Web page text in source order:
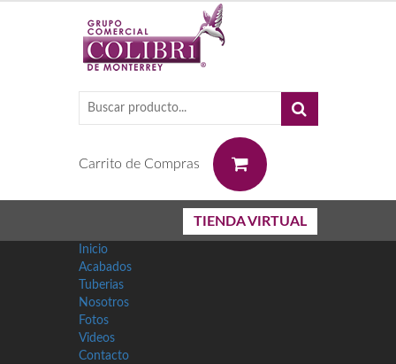
Carrito de Compras
TIENDA VIRTUAL
Inicio
Acabados
Tuberias
Nosotros
Fotos
Videos
Contacto